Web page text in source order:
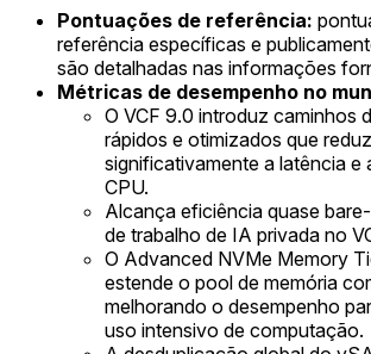
Pontuações de referência:
referência específicas e
são detalhadas nas informações
Métricas de desempenho no
O VCF 9.0 introduz caminhos
rápidos e otimizados que
significativamente a latência e
CPU.
Alcança eficiência quase
de trabalho de IA privada no
O Advanced NVMe Memory
estende o pool de memória
melhorando o desempenho
uso intensivo de computação.